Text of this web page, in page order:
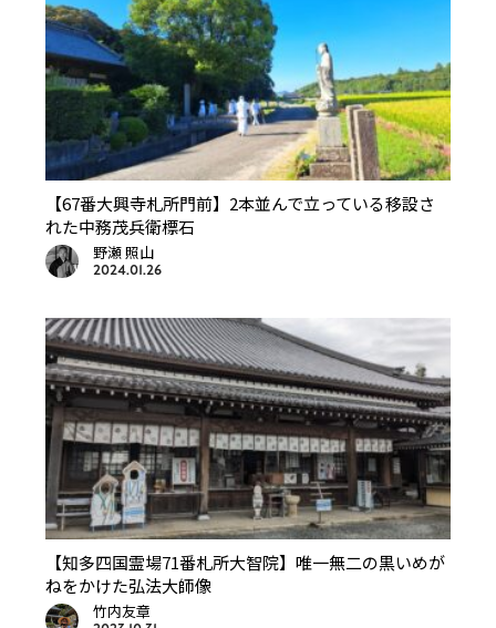
【67番大興寺札所門前】2本並んで立っている移設さ
れた中務茂兵衛標石
野瀬 照山
2024.01.26
【知多四国霊場71番札所大智院】唯一無二の黒いめが
ねをかけた弘法大師像
竹内友章